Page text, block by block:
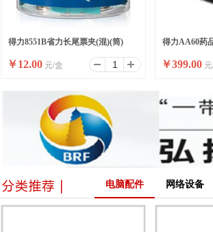
得力8551B省力长尾票夹(混)(筒)
￥12.00 元/盒
得力AA60药
(黑)(台)
￥399.00
电脑配件 网络设备